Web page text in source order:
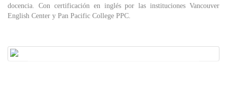
docencia. Con certificación en inglés por las instituciones Vancouver
English Center y Pan Pacific College PPC.